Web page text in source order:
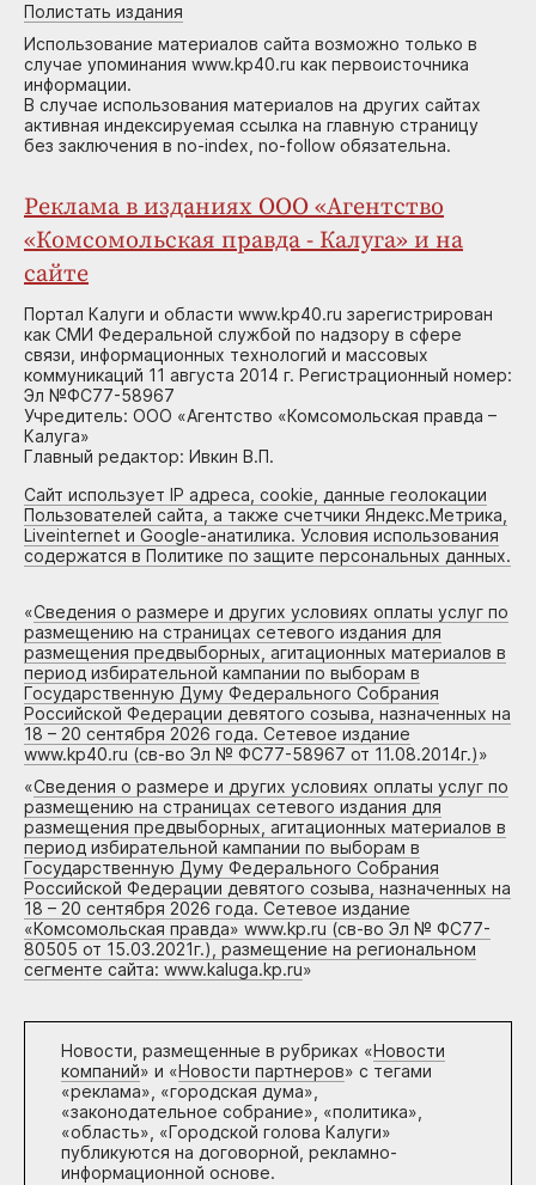
Полистать издания
Использование материалов сайта возможно только в
случае упоминания www.kp40.ru как первоисточника
информации.
В случае использования материалов на других сайтах
активная индексируемая ссылка на главную страницу
без заключения в no-index, no-follow обязательна.
Реклама в изданиях ООО «Агентство
«Комсомольская правда - Калуга» и на
сайте
Портал Калуги и области www.kp40.ru зарегистрирован
как СМИ Федеральной службой по надзору в сфере
связи, информационных технологий и массовых
коммуникаций 11 августа 2014 г. Регистрационный номер:
Эл №ФС77-58967
Учредитель: ООО «Агентство «Комсомольская правда –
Калуга»
Главный редактор: Ивкин В.П.
Сайт использует IP адреса, cookie, данные геолокации
Пользователей сайта, а также счетчики Яндекс.Метрика,
Liveinternet и Google-анатилика. Условия использования
содержатся в Политике по защите персональных данных.
«Сведения о размере и других условиях оплаты услуг по
размещению на страницах сетевого издания для
размещения предвыборных, агитационных материалов в
период избирательной кампании по выборам в
Государственную Думу Федерального Собрания
Российской Федерации девятого созыва, назначенных на
18 – 20 сентября 2026 года. Сетевое издание
www.kp40.ru (св-во Эл № ФС77-58967 от 11.08.2014г.)»
«Сведения о размере и других условиях оплаты услуг по
размещению на страницах сетевого издания для
размещения предвыборных, агитационных материалов в
период избирательной кампании по выборам в
Государственную Думу Федерального Собрания
Российской Федерации девятого созыва, назначенных на
18 – 20 сентября 2026 года. Сетевое издание
«Комсомольская правда» www.kp.ru (св-во Эл № ФС77-
80505 от 15.03.2021г.), размещение на региональном
сегменте сайта: www.kaluga.kp.ru»
Новости, размещенные в рубриках «Новости
компаний» и «Новости партнеров» с тегами
«реклама», «городская дума»,
«законодательное собрание», «политика»,
«область», «Городской голова Калуги»
публикуются на договорной, рекламно-
информационной основе.